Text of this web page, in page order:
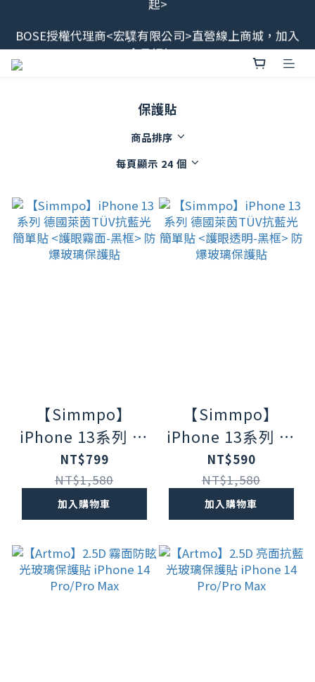
最新消息📢BOSE 售後服務、維修流程調整<2026/6/8
起>
BOSE授權代理商<宏驜有限公司>直營線上商城，加入
會員領$100
起>
保護貼
商品排序
每頁顯示 24 個
【Simmpo】
iPhone 13系列 德
國萊茵TÜV抗藍光
簡單貼 <護眼霧面-
黑框> 防爆玻璃保
護貼
NT$799
NT$1,580
加入購物車
【Simmpo】
iPhone 13系列 德
國萊茵TÜV抗藍光
簡單貼 <護眼透明-
黑框> 防爆玻璃保
護貼
NT$590
NT$1,580
加入購物車